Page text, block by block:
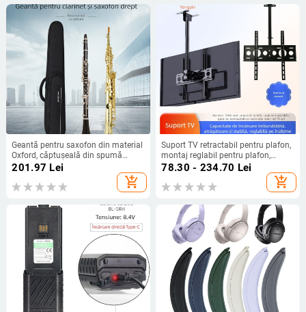
Geantă pentru saxofon din material
Oxford, căptușeală din spumă
groasă, ultra-ușoară, rezistentă la
uzură, purtare pe umăr sau ca
rucsac
201.97 Lei
add_shopping_cart
Suport TV retractabil pentru plafon,
montaj reglabil pentru plafon,
suport suspendat mobil.
78.30 - 234.70 Lei
add_shopping_cart